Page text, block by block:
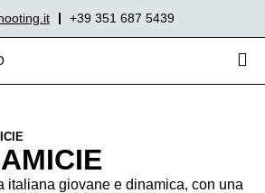
+39 351 687 5439
italiana giovane e dinamica, con una